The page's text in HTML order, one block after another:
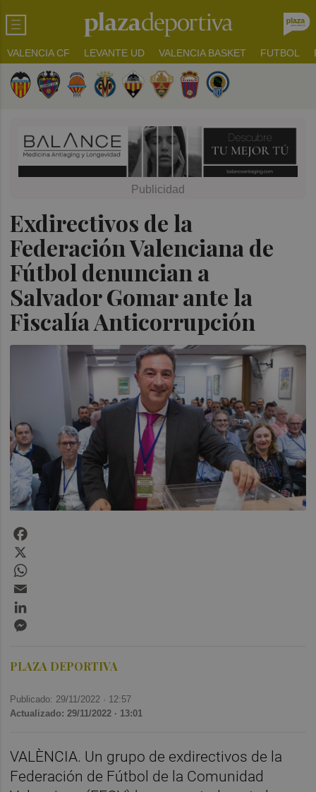
VALENCIA CF LEVANTE UD VALENCIA BASKET FUTBOL
Exdirectivos de la
Federación Valenciana de
Fútbol denuncian a
Salvador Gomar ante la
Fiscalía Anticorrupción
PLAZA DEPORTIVA
Publicado: 29/11/2022 · 12:57
Actualizado: 29/11/2022 · 13:01
VALÈNCIA. Un grupo de exdirectivos de la
Federación de Fútbol de la Comunidad